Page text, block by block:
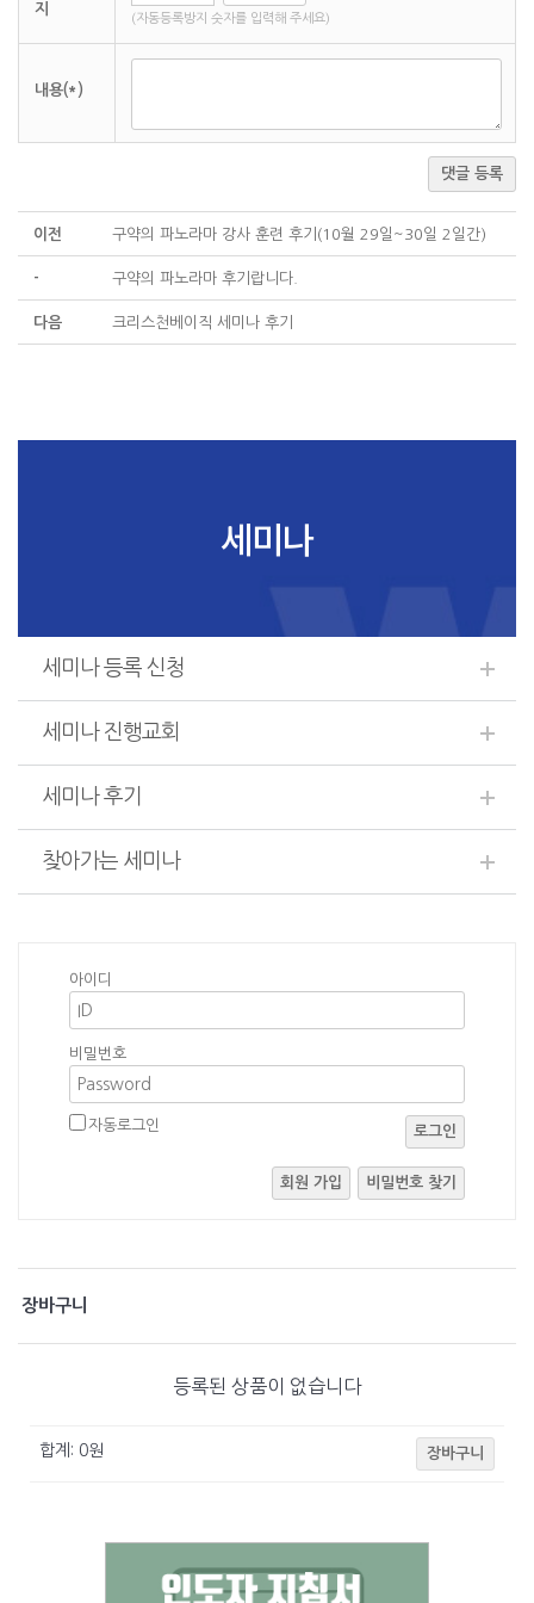
지
(자동등록방지 숫자를 입력해 주세요)
내용(*)
댓글 등록
이전 구약의 파노라마 강사 훈련 후기(10월 29일~30일 2일간)
- 구약의 파노라마 후기랍니다.
다음 크리스천베이직 세미나 후기
세미나
세미나 등록 신청
세미나 진행교회
세미나 후기
찾아가는 세미나
아이디
비밀번호
자동로그인 로그인
회원 가입 비밀번호 찾기
장바구니
등록된 상품이 없습니다
합계: 0원 장바구니